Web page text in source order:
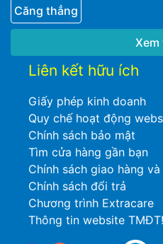
Căng thẳng
Xem
Liên kết hữu ích
Giấy phép kinh doanh
Quy chế hoạt động
Chính sách bảo mật
Tìm cửa hàng gần bạn
Chính sách giao hàng
Chính sách đổi trả
Chương trình Extracare
Thông tin website TMĐT!